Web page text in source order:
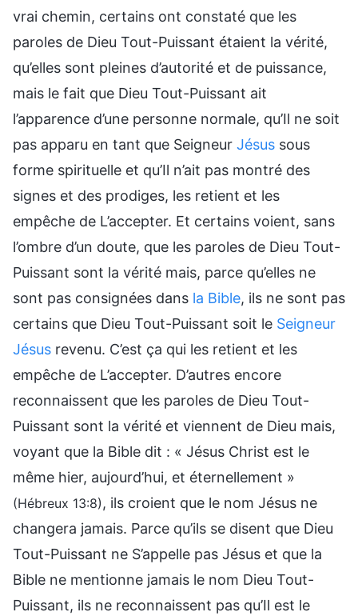
vrai chemin, certains ont constaté que les
paroles de Dieu Tout-Puissant étaient la vérité,
qu’elles sont pleines d’autorité et de puissance,
mais le fait que Dieu Tout-Puissant ait
l’apparence d’une personne normale, qu’Il ne soit
pas apparu en tant que Seigneur Jésus sous
forme spirituelle et qu’Il n’ait pas montré des
signes et des prodiges, les retient et les
empêche de L’accepter. Et certains voient, sans
l’ombre d’un doute, que les paroles de Dieu Tout-
Puissant sont la vérité mais, parce qu’elles ne
sont pas consignées dans la Bible, ils ne sont pas
certains que Dieu Tout-Puissant soit le Seigneur
Jésus revenu. C’est ça qui les retient et les
empêche de L’accepter. D’autres encore
reconnaissent que les paroles de Dieu Tout-
Puissant sont la vérité et viennent de Dieu mais,
voyant que la Bible dit : « Jésus Christ est le
même hier, aujourd’hui, et éternellement »
(Hébreux 13:8) , ils croient que le nom Jésus ne
changera jamais. Parce qu’ils se disent que Dieu
Tout-Puissant ne S’appelle pas Jésus et que la
Bible ne mentionne jamais le nom Dieu Tout-
Puissant, ils ne reconnaissent pas qu’Il est le